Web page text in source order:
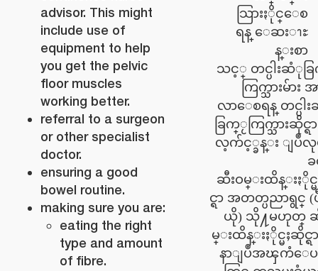
advisor. This might
include use of
equipment to help
you get the pelvic
floor muscles
working better.
referral to a surgeon
or other specialist
doctor.
ensuring a good
bowel routine.
making sure you are:
eating the right
type and amount
of fibre.
သြားႏိုင္ေစ
ရန္ ေဆးၫႊ
န္းစာ
သင့္ တင္ပါးဆံု
ကြက္သားမ်ား
လာေစရန္ တင္ပ
ခြက္ႂကြက္သားဆိုင္
လ့က်င့္ခန္း ျပဳ
ဆီးဝမ္းထိန္းႏိုင္
င္ရာ အတတ္ပညာရွင္
ယို) သို႔မဟုတ္ ဆီ
မ္းထိန္းႏိုင္မႈဆိုင္ရ
နာျပဳအၾကံေပ